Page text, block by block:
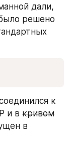
решено
к
и в кривом
в